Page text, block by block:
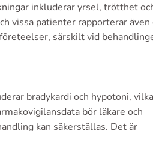
inkluderar yrsel, trötthet
vissa patienter rapporterar även
särskilt vid
bradykardi och hypotoni,
bör läkare och
kan säkerställas. Det är